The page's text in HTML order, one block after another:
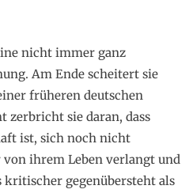
nicht immer ganz
Am Ende scheitert sie
früheren deutschen
zerbricht sie daran, dass
ist, sich noch nicht
ihrem Leben verlangt und
kritischer gegenübersteht als